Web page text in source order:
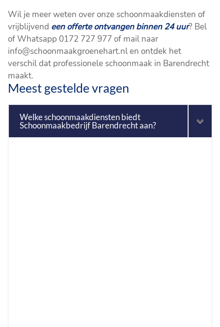
Wil je meer weten over onze schoonmaakdiensten of
vrijblijvend een offerte ontvangen binnen 24 uur? Bel
of Whatsapp 0172 727 977 of mail naar
info@schoonmaakgroenehart.nl en ontdek het
verschil dat professionele schoonmaak in Barendrecht
maakt.
Meest gestelde vragen
Welke schoonmaakdiensten biedt
Schoonmaakbedrijf Barendrecht aan?